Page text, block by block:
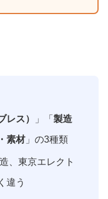
レス） 」「製造
素材」の3種類
、東京エレクト
違う